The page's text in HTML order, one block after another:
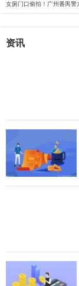
女厕门口偷拍！广州番禺警
资讯